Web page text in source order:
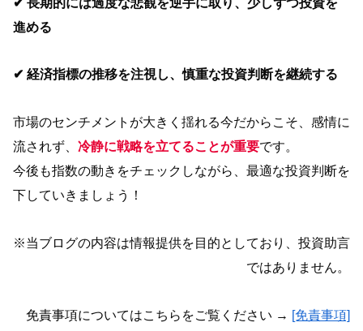
進める
✔ 経済指標の推移を注視し、慎重な投資判断を継続する
市場のセンチメントが大きく揺れる今だからこそ、感情に
流されず、 冷静に戦略を立てることが重要です。
今後も指数の動きをチェックしながら、最適な投資判断を
下していきましょう！
※当ブログの内容は情報提供を目的としており、投資助言
ではありません。
免責事項についてはこちらをご覧ください → [免責事項]